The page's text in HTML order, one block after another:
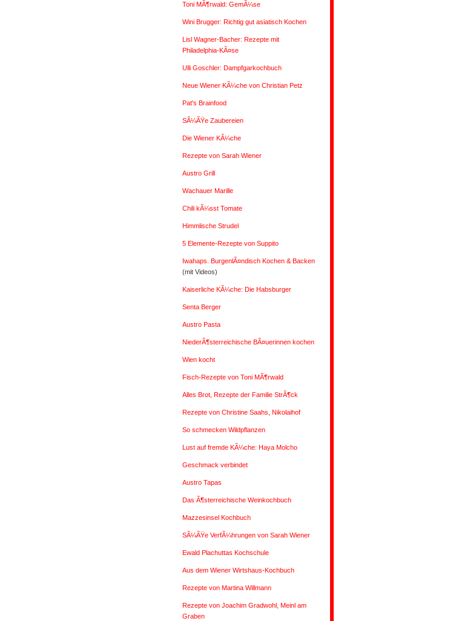
Toni MÃ¶rwald: GemÃ¼se
Wini Brugger: Richtig gut asiatisch Kochen
Lisl Wagner-Bacher: Rezepte mit
Philadelphia-KÃ¤se
Ulli Goschler: Dampfgarkochbuch
Neue Wiener KÃ¼che von Christian Petz
Pat's Brainfood
SÃ¼ÃŸe Zaubereien
Die Wiener KÃ¼che
Rezepte von Sarah Wiener
Austro Grill
Wachauer Marille
Chili kÃ¼sst Tomate
Himmlische Strudel
5 Elemente-Rezepte von Suppito
Iwahaps. BurgenlÃ¤ndisch Kochen & Backen
(mit Videos)
Kaiserliche KÃ¼che: Die Habsburger
Senta Berger
Austro Pasta
NiederÃ¶sterreichische BÃ¤uerinnen kochen
Wien kocht
Fisch-Rezepte von Toni MÃ¶rwald
Alles Brot, Rezepte der Familie StrÃ¶ck
Rezepte von Christine Saahs, Nikolaihof
So schmecken Wildpflanzen
Lust auf fremde KÃ¼che: Haya Molcho
Geschmack verbindet
Austro Tapas
Das Ã¶sterreichische Weinkochbuch
Mazzesinsel Kochbuch
SÃ¼ÃŸe VerfÃ¼hrungen von Sarah Wiener
Ewald Plachuttas Kochschule
Aus dem Wiener Wirtshaus-Kochbuch
Rezepte von Martina Willmann
Rezepte von Joachim Gradwohl, Meinl am
Graben